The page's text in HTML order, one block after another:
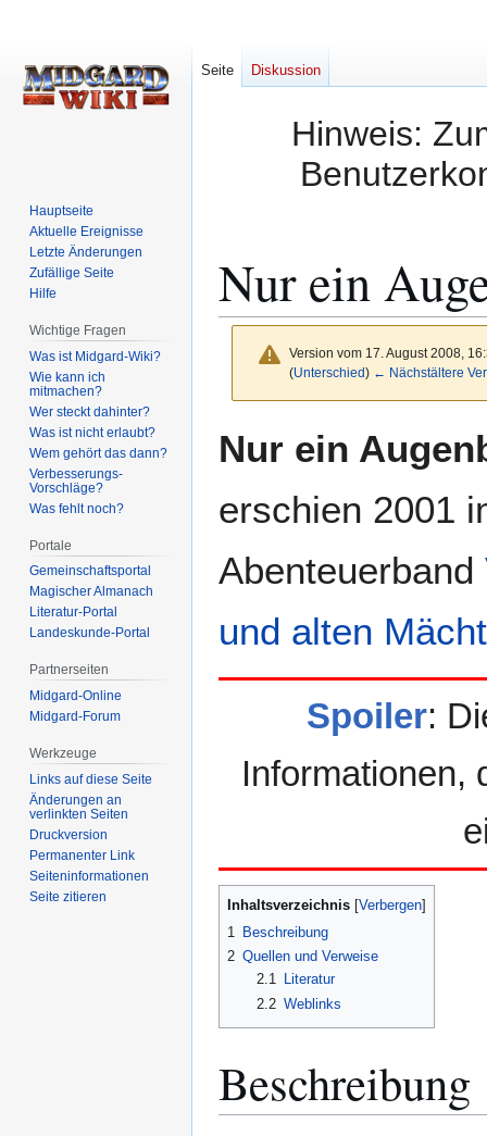
Hinweis:
Nur ein
Version vom 17. August 2008,
(Unterschied) ← Nächstältere
Navigation
Suche
Nur ein
erschien 2001
Abenteuerband
und alten
Spoiler:
Informationen,
Inhaltsverzeichnis
1 Beschreibung
2 Quellen und Verweise
2.1
Literatur
2.2 Weblinks
Beschreibung
Seite Diskussion
Hauptseite
Aktuelle Ereignisse
Letzte Änderungen
Zufällige Seite
Hilfe
Wichtige Fragen
Was ist Midgard-Wiki?
Wie kann ich
mitmachen?
Wer steckt dahinter?
Was ist nicht erlaubt?
Wem gehört das dann?
Verbesserungs-
Vorschläge?
Was fehlt noch?
Portale
Gemeinschafts­portal
Magischer Almanach
Literatur-Portal
Landeskunde-Portal
Partnerseiten
Midgard-Online
Midgard-Forum
Werkzeuge
Links auf diese Seite
Änderungen an
verlinkten Seiten
Druckversion
Permanenter Link
Seiten­­informationen
Seite zitieren